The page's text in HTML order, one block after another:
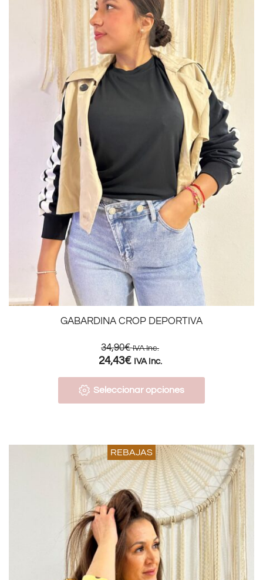
GABARDINA CROP DEPORTIVA
34,90€ IVA Inc.
24,43€ IVA Inc.
Seleccionar opciones
REBAJAS